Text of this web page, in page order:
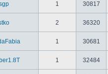
1 30817
2 36320
1 30681
1 32484